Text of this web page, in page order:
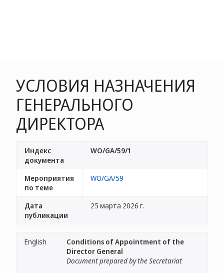
УСЛОВИЯ НАЗНАЧЕНИЯ
ГЕНЕРАЛЬНОГО
ДИРЕКТОРА
Индекс
документа
WO/GA/59/1
Мероприятия
по теме
WO/GA/59
Дата
публикации
25 марта 2026 г.
English
Conditions of Appointment of the
Director General
Document prepared by the Secretariat